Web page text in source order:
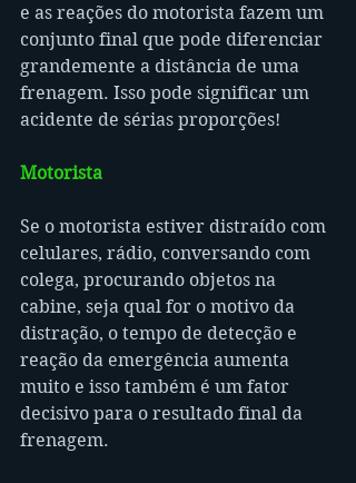
e as reações do motorista fazem um
conjunto final que pode diferenciar
grandemente a distância de uma
frenagem. Isso pode significar um
acidente de sérias proporções!
Motorista
Se o motorista estiver distraído com
celulares, rádio, conversando com
colega, procurando objetos na
cabine, seja qual for o motivo da
distração, o tempo de detecção e
reação da emergência aumenta
muito e isso também é um fator
decisivo para o resultado final da
frenagem.